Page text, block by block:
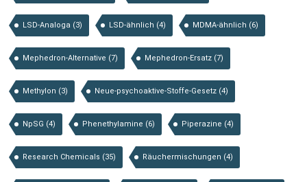
LSD-Analoga (3) LSD-ähnlich (4) MDMA-ähnlich (6)
Mephedron-Alternative (7) Mephedron-Ersatz (7)
Methylon (3) Neue-psychoaktive-Stoffe-Gesetz (4)
NpSG (4) Phenethylamine (6) Piperazine (4)
Research Chemicals (35) Räuchermischungen (4)